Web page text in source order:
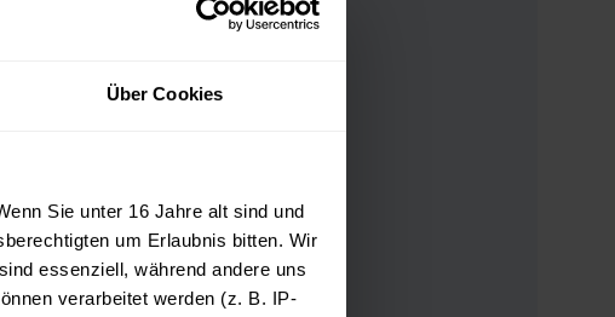
Über Cookies
Sie unter 16 Jahre alt sind und
um Erlaubnis bitten. Wir
essenziell, während andere uns
verarbeitet werden (z. B. IP-